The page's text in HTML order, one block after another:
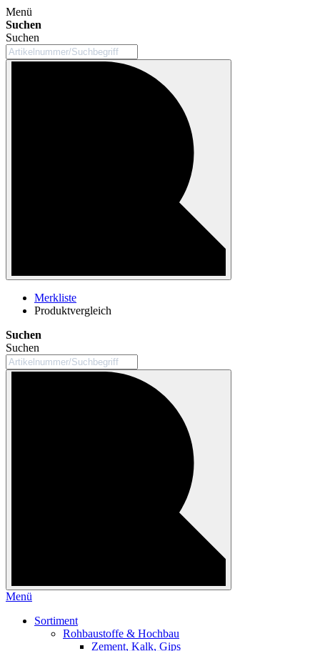
Menü
Suchen
Suchen
Merkliste
Produktvergleich
Suchen
Suchen
Menü
Sortiment
Rohbaustoffe & Hochbau
Zement, Kalk, Gips